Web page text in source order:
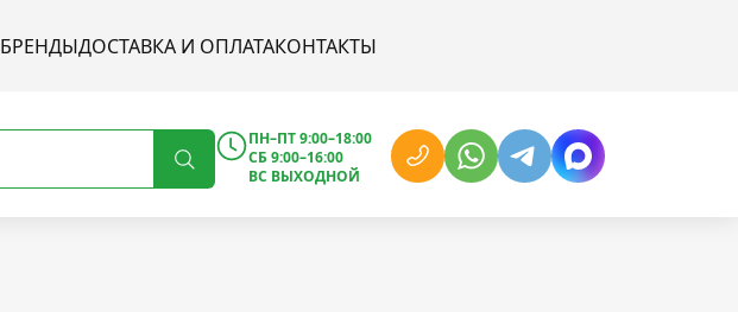
БРЕНДЫДОСТАВКА И ОПЛАТАКОНТАКТЫ
ПН–ПТ 9:00–18:00
СБ 9:00–16:00
ВС ВЫХОДНОЙ